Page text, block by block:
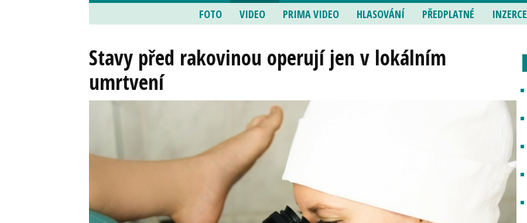
FOTO
VIDEO PRIMA VIDEO HLASOVÁNÍ PŘEDPLATNÉ INZERCE
Stavy před rakovinou operují jen v lokálním
umrtvení